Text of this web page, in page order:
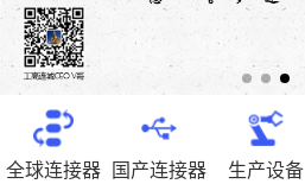
全球连接器 国产连接器 生产设备